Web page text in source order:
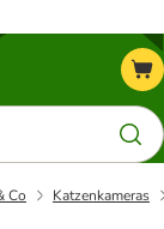
Co Katzenkameras